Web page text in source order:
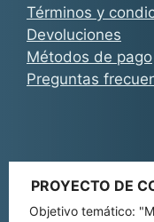
Términos y
Devoluciones
Métodos de pago
Preguntas
PROYECTO DE
Objetivo temático: